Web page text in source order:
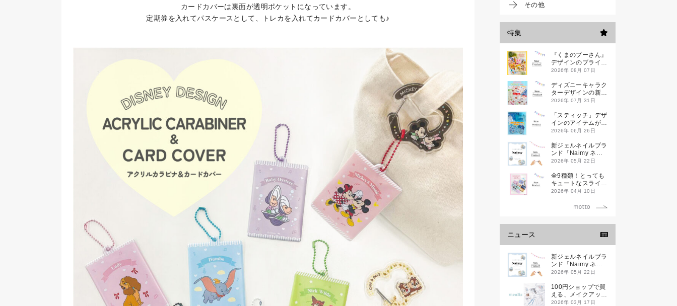
カードカバーは裏面が透明ポケットになっています。
定期券を入れてパスケースとして、トレカを入れてカードカバーとしても♪
その他
特集
『くまのプーさん』
デザインのブライン
ドミニハンドタオル
2026年 08月 07日
ディズニーキャラク
ターデザインの新作
シールが一挙発売
2026年 07月 31日
「スティッチ」デザ
インのアイテムが新
登場です
2026年 06月 26日
新ジェルネイルブラ
ンド「Naimy ネイ
ミィ」が誕生します
2026年 05月 22日
全9種類！とっても
キュートなスライダ
ーケースが新登場し
2026年 04月 10日
ニュース
新ジェルネイルブラ
ンド「Naimy ネイ
ミィ」が誕生します
2026年 05月 22日
100円ショップで買
える、メイクアップ
ブランド
2026年 03月 17日